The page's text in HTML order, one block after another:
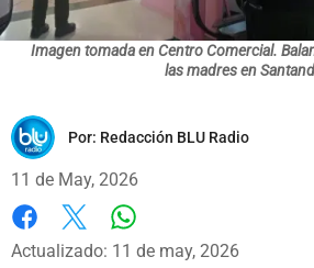
Imagen tomada en Centro Comercial.
las madres en
Por: Redacción BLU Radio
11 de May, 2026
Facebook
X
Actualizado: 11 de may, 2026